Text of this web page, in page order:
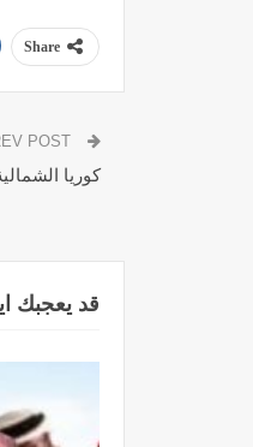
Share
كوريا
قد يعجبك